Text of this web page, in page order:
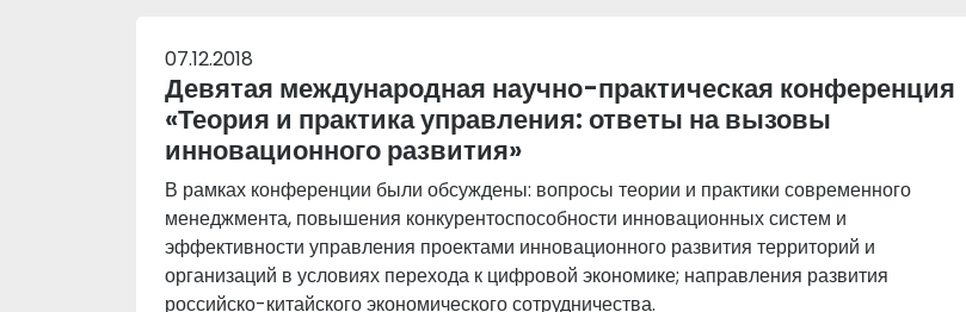
07.12.2018
Девятая международная научно-практическая конференция
«Теория и практика управления: ответы на вызовы
инновационного развития»
В рамках конференции были обсуждены: вопросы теории и практики современного
менеджмента, повышения конкурентоспособности инновационных систем и
эффективности управления проектами инновационного развития территорий и
организаций в условиях перехода к цифровой экономике; направления развития
российско-китайского экономического сотрудничества.